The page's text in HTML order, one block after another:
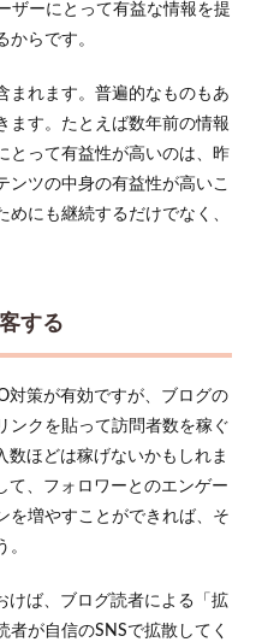
ザーにとって有益な情報を提
からです。
まれます。普遍的なものもあ
ます。たとえば数年前の情報
とって有益性が高いのは、昨
ンツの中身の有益性が高いこ
にも継続するだけでなく、
する
対策が有効ですが、ブログの
ンクを貼って訪問者数を稼ぐ
数ほどは稼げないかもしれま
て、フォロワーとのエンゲー
を増やすことができれば、そ
。
けば、ブログ読者による「拡
が自信のSNSで拡散してく